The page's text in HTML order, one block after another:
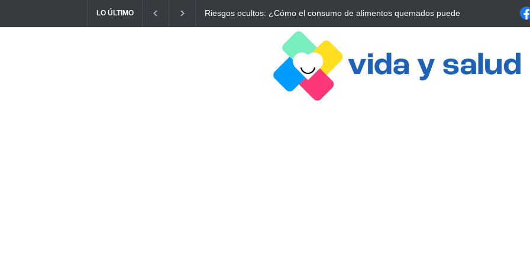
LO ÚLTIMO Ayuno Digital: La Estrategia Esencial para Mejorar tu Bienestar La conexión vital